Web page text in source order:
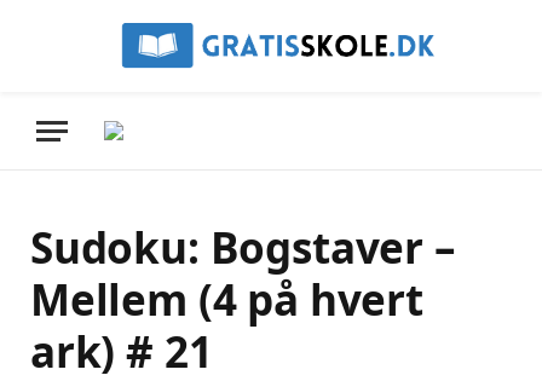
Sudoku: Bogstaver –
Mellem (4 på hvert
ark) # 21